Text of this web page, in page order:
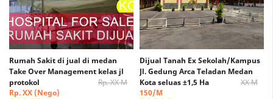
Rumah Sakit di jual di medan
Take Over Management kelas jl
protokol
Rp. XX M
Rp. XX (Nego)
Dijual Tanah Ex Sekolah/Kampus
Jl. Gedung Arca Teladan Medan
Kota seluas ±1,5 Ha
XX M
150/M